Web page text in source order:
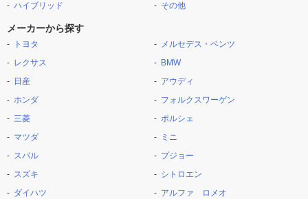
ハイブリッド
その他
メーカーから探す
トヨタ
レクサス
日産
ホンダ
三菱
マツダ
スバル
スズキ
ダイハツ
メルセデス・ベンツ
BMW
アウディ
フォルクスワーゲン
ポルシェ
ミニ
プジョー
シトロエン
アルファ ロメオ